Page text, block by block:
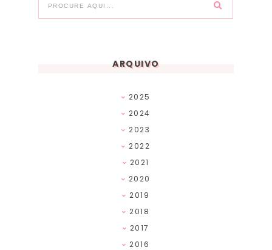
ARQUIVO
2025
2024
2023
2022
2021
2020
2019
2018
2017
2016